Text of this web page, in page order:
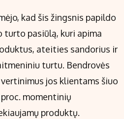
kad šis žingsnis papildo
turto pasiūlą, kuri apima
ateities sandorius ir
turtu. Bendrovės
jos klientams šiuo
momentinių
produktų.